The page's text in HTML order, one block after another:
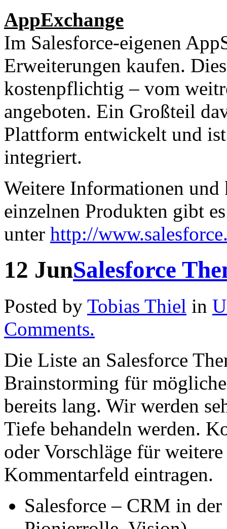
AppExchange
Im Salesforce-eigenen
Erweiterungen kaufen.
kostenpflichtig – vom
angeboten. Ein Großteil
Plattform entwickelt und
integriert.
Weitere Informationen
einzelnen Produkten gibt es
unter http://
12 JunSalesforce
Posted by Tobias Thiel in
Comments.
Die Liste an Salesforce
Brainstorming für
bereits lang. Wir werden
Tiefe behandeln werden.
oder Vorschläge für
Kommentarfeld eintragen.
Salesforce – CRM in